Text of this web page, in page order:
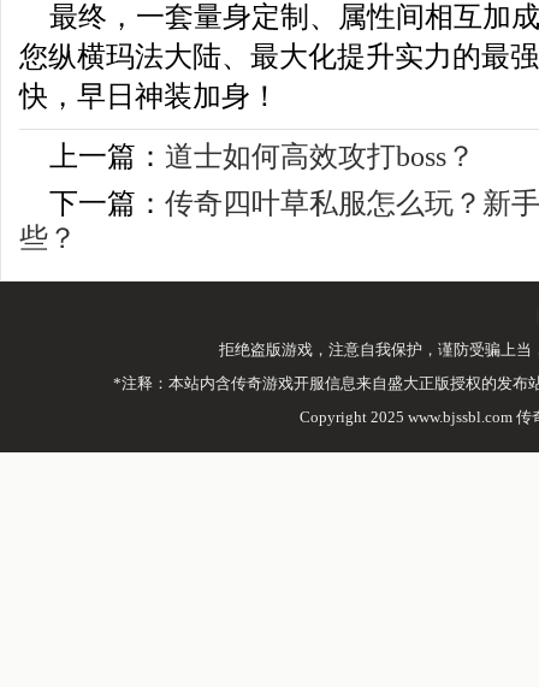
最终，一套量身定制、属性间相互加
您纵横玛法大陆、最大化提升实力的最
快，早日神装加身！
上一篇： 道士如何高效攻打boss？
下一篇： 传奇四叶草私服怎么玩？新
些？
拒绝盗版游戏，注意自我保护，谨防受骗上
*注释：本站内含传奇游戏开服信息来自盛大正版授权的发
Copyright 2025 www.bjssbl.com